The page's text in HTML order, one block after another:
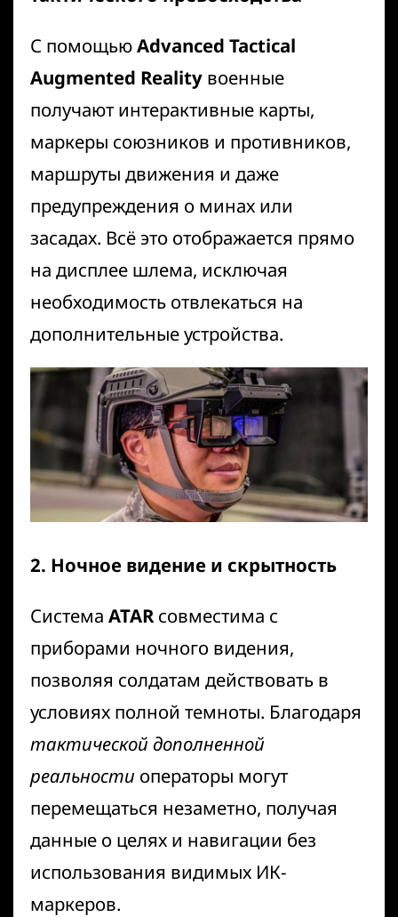
С помощьюAdvanced Tactical
Augmented Reality военные
получают интерактивные карты,
маркеры союзников и противников,
маршруты движения и даже
предупреждения о минах или
засадах. Всё это отображается прямо
на дисплее шлема, исключая
необходимость отвлекаться на
дополнительные устройства.
2. Ночное видение и скрытность
Система ATARсовместима с
приборами ночного видения,
позволяя солдатам действовать в
условиях полной темноты. Благодаря
тактической дополненной
реальности операторы могут
перемещаться незаметно, получая
данные о целях и навигации без
использования видимых ИК-
маркеров.